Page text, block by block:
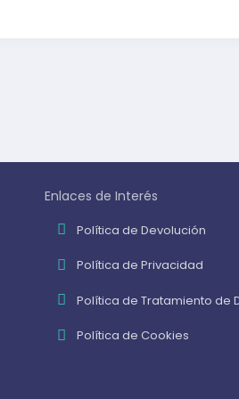
Enlaces de Interés
Política de Devolución
Política de Privacidad
Política de Tratamiento de
Política de Cookies